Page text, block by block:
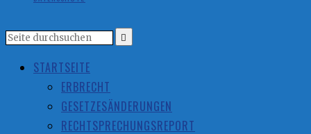
STARTSEITE
ERBRECHT
GESETZESÄNDERUNGEN
RECHTSPRECHUNGSREPORT